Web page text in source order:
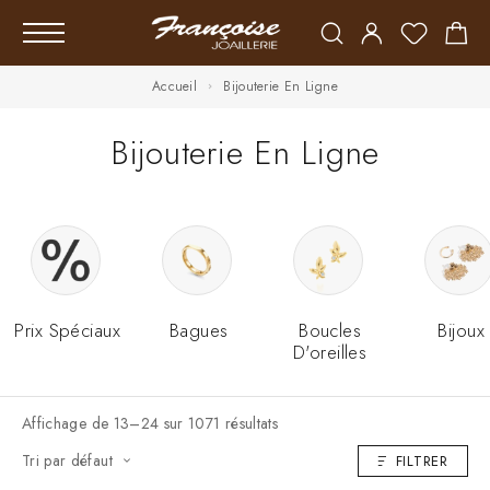
Accueil Bijouterie En Ligne
Bijouterie En Ligne
Prix Spéciaux Bagues
Boucles
D'oreilles
Bijoux
Affichage de 13–24 sur 1071 résultats
Tri par défaut
FILTRER